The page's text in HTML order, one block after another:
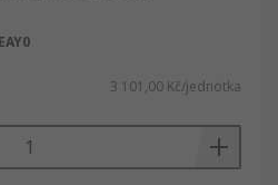
3 101,00 Kč/jednotka